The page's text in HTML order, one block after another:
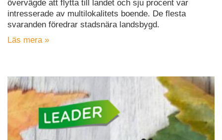
övervägde att flytta till landet och sju procent var
intresserade av multilokalitets boende. De flesta
svaranden föredrar stadsnära landsbygd.
Läs mera »